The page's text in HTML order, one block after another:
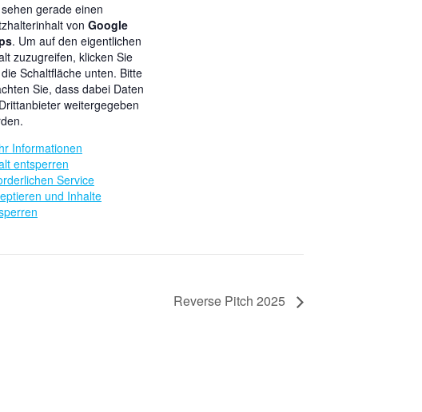
gerade einen
von Google
. Um auf den eigentlichen
zuzugreifen, klicken Sie
Schaltfläche unten. Bitte
Sie, dass dabei Daten
weitergegeben
Informationen
entsperren
Service
und Inhalte
Reverse Pitch 2025